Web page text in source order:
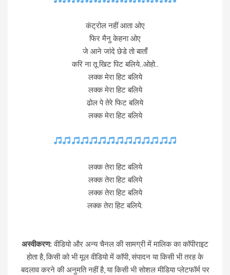
कंट्रोल नहीं आता ओए
फिर मैनु केहना ओए
जे आने जांदे छेडे तो बाताँ
करि ना तू खिट पिट बलिये..ओहो..
लक्क मेरा हिट बलिये
लक्क मेरा हिट बलिये
ढोल पे तेरे फिट बलिये
लक्क मेरा हिट बलिये
लक्क तेरा हिट बलिये
लक्क तेरा हिट बलिये
लक्क तेरा हिट बलिये
लक्क तेरा हिट बलिये.
अस्वीकरण: वीडियो और अन्य चैनल की सामग्री में मालिक का कॉपीराइट
होता है, किसी को भी मूल वीडियो में कॉपी, संपादन या किसी भी तरह के
बदलाव करने की अनुमति नहीं है, या किसी भी सोशल मीडिया प्लेटफॉर्म पर